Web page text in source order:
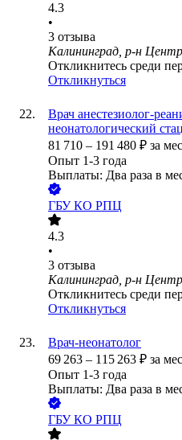
4.3
•
3 отзыва
Калининград, р-н
Откликнитесь среди
Откликнуться
Врач анестезиолог-
неонатологический
81 710 – 191 480 ₽ за
Опыт 1-3 года
Выплаты: Два раза в
ГБУ КО РПЦ
4.3
•
3 отзыва
Калининград, р-н
Откликнитесь среди
Откликнуться
Врач-неонатолог
69 263 – 115 263 ₽ за
Опыт 1-3 года
Выплаты: Два раза в
ГБУ КО РПЦ